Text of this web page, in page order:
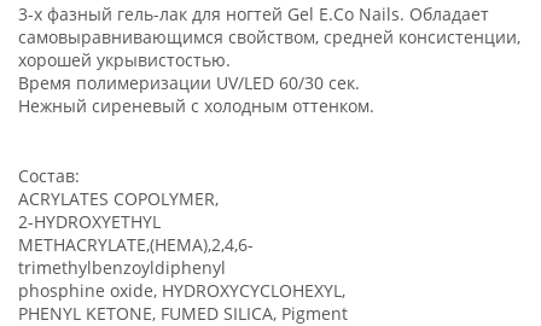
3-х фазный гель-лак для ногтей Gel E.Co Nails. Обладает
самовыравнивающимся свойством, средней консистенции,
хорошей укрывистостью.
Время полимеризации UV/LED 60/30 сек.
Нежный сиреневый с холодным оттенком.
Состав:
ACRYLATES COPOLYMER,
2-HYDROXYETHYL
METHACRYLATE,(HEMA),2,4,6-
trimethylbenzoyldiphenyl
phosphine oxide, HYDROXYCYCLOHEXYL,
PHENYL KETONE, FUMED SILICA, Pigment